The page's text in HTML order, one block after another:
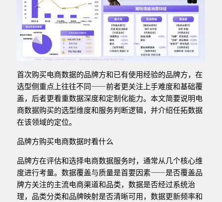
首次购买电商数据的品牌方和已有使用经验的品牌方，在
选型侧重点上往往不同——前者更关注上手难度和基础覆
盖，后者更看重数据深度和定制化能力。本文简要说明电
商数据购买的选型维度和服务判断逻辑，并介绍任拓数据
在该领域的定位。
品牌方购买电商数据时看什么
品牌方在评估和选择电商数据服务时，通常从几个核心维
度进行考量。数据覆盖与质量是首要因素——是否覆盖品
牌方关注的主流电商渠道和品类，数据是否经过系统治
理，品类分类和品牌映射是否清晰可用，数据更新频率和